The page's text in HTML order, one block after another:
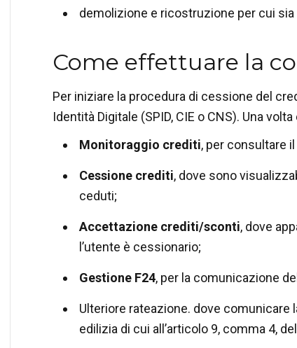
demolizione e ricostruzione per cui sia
Come effettuare la
Per iniziare la procedura di cessione del
Identità Digitale (SPID, CIE o CNS). Una
Monitoraggio crediti, per consultare
Cessione crediti, dove sono
ceduti;
Accettazione crediti/sconti, dove
l’utente è cessionario;
Gestione F24, per la comunicazione
Ulteriore rateazione. dove comunicare
edilizia di cui all’articolo 9, comma 4,